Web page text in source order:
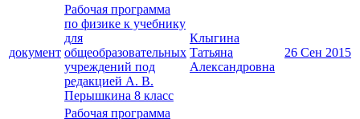
документ
Рабочая программа
по физике к учебнику
для
общеобразовательных
учреждений под
редакцией А. В.
Перышкина 8 класс
Клыгина
Татьяна
Александровна
26 Сен 2015
Рабочая программа